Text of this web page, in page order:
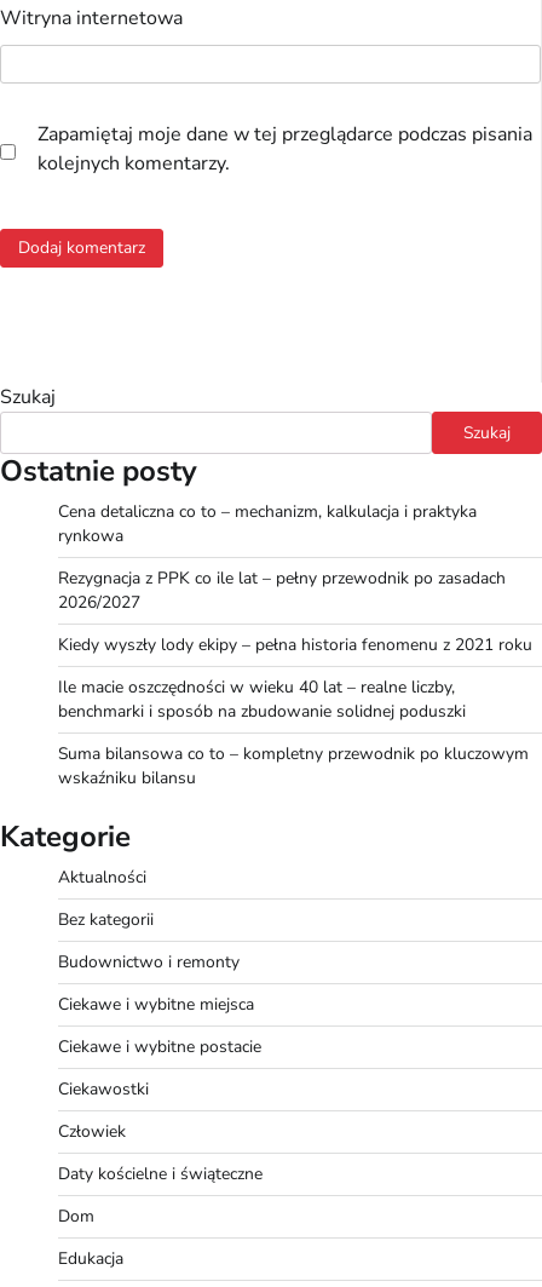
Witryna internetowa
Zapamiętaj moje dane w tej przeglądarce podczas pisania
kolejnych komentarzy.
Szukaj
Szukaj
Ostatnie posty
Cena detaliczna co to – mechanizm, kalkulacja i praktyka
rynkowa
Rezygnacja z PPK co ile lat – pełny przewodnik po zasadach
2026/2027
Kiedy wyszły lody ekipy – pełna historia fenomenu z 2021 roku
Ile macie oszczędności w wieku 40 lat – realne liczby,
benchmarki i sposób na zbudowanie solidnej poduszki
Suma bilansowa co to – kompletny przewodnik po kluczowym
wskaźniku bilansu
Kategorie
Aktualności
Bez kategorii
Budownictwo i remonty
Ciekawe i wybitne miejsca
Ciekawe i wybitne postacie
Ciekawostki
Człowiek
Daty kościelne i świąteczne
Dom
Edukacja